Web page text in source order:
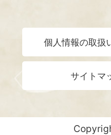
個人情報の取扱
サイトマ